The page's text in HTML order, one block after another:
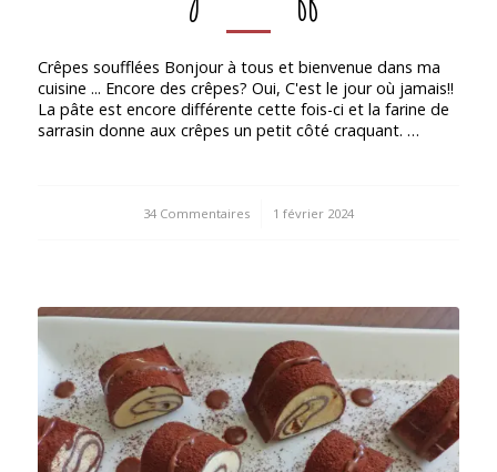
Crêpes soufflées Bonjour à tous et bienvenue dans ma
cuisine ... Encore des crêpes? Oui, C'est le jour où jamais!!
La pâte est encore différente cette fois-ci et la farine de
sarrasin donne aux crêpes un petit côté craquant. …
34 Commentaires
/ 1 février 2024